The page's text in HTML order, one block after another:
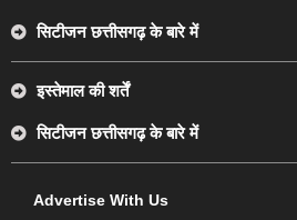
सिटीजन छत्तीसगढ़ के बारे में
इस्तेमाल की शर्तें
सिटीजन छत्तीसगढ़ के बारे में
Advertise With Us